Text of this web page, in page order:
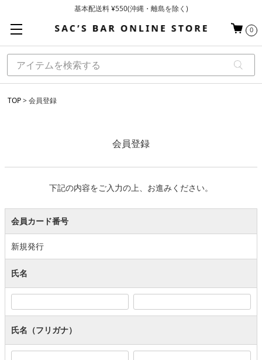
基本配送料 ¥550(沖縄・離島を除く)
お買い上げ合計¥3,980以上で送料無料
0
TOP 会員登録
会員登録
下記の内容をご入力の上、お進みください。
会員カード番号
新規発行
氏名
氏名（フリガナ）